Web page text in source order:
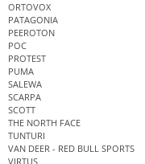
ORTOVOX
PATAGONIA
PEEROTON
POC
PROTEST
PUMA
SALEWA
SCARPA
SCOTT
THE NORTH FACE
TUNTURI
VAN DEER - RED BULL SPORTS
VIRTUS